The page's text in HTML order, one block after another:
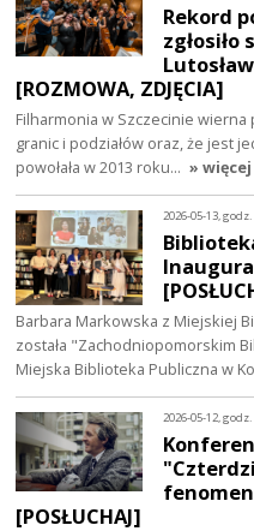
Rekord
[ROZMOWA, ZDJĘCIA]
Filharmonia w Szczecinie
granic i podziałów oraz, że jest
powołała w 2013 roku… » więcej
2026-05-13, godz.
Barbara Markowska z Miejskiej
została "Zachodniopomorskim
Miejska Biblioteka Publiczna w
2026-05-12,
[POSŁUCHAJ]